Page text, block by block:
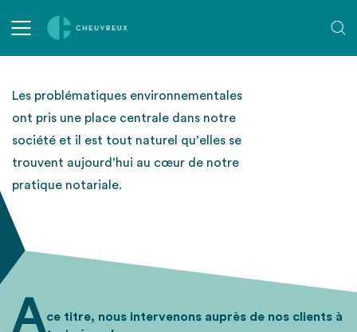
L'environnement
Les problématiques environnementales
ont pris une place centrale dans notre
société et il est tout naturel qu’elles se
trouvent aujourd’hui au cœur de notre
pratique notariale.
Ace titre, nous intervenons auprès de nos clients à